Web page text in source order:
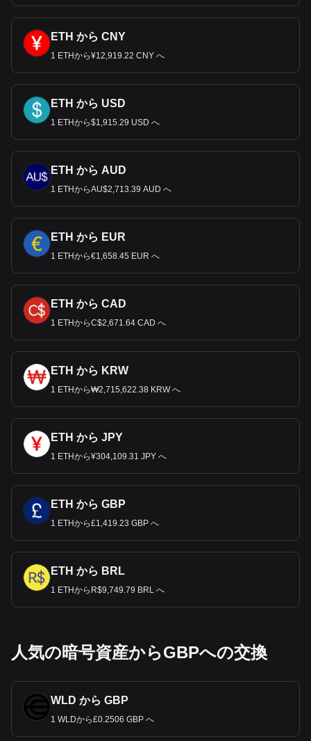
ETH から CNY
1 ETHから¥12,919.22 CNY へ
ETH から USD
1 ETHから$1,915.29 USD へ
ETH から AUD
1 ETHからAU$2,713.39 AUD へ
ETH から EUR
1 ETHから€1,658.45 EUR へ
ETH から CAD
1 ETHからC$2,671.64 CAD へ
ETH から KRW
1 ETHから₩2,715,622.38 KRW へ
ETH から JPY
1 ETHから¥304,109.31 JPY へ
ETH から GBP
1 ETHから£1,419.23 GBP へ
ETH から BRL
1 ETHからR$9,749.79 BRL へ
人気の暗号資産からGBPへの交換
WLD から GBP
1 WLDから£0.2506 GBP へ